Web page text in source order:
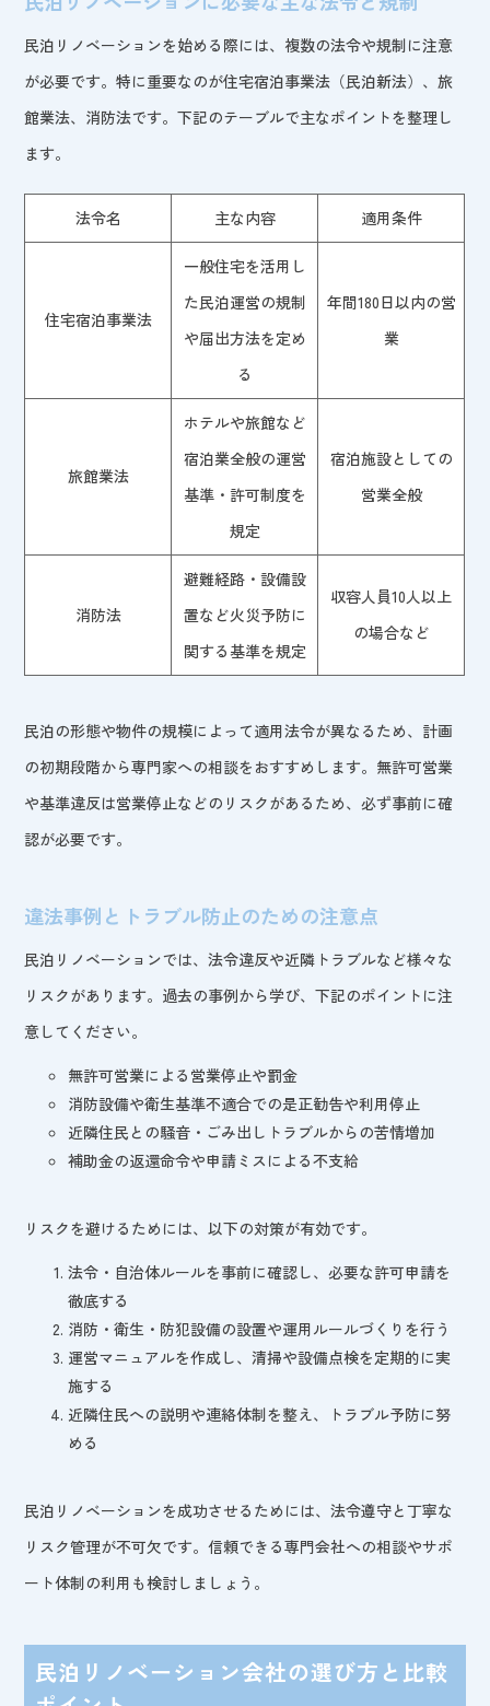
民泊リノベーションを始める際には、複数の法令や規制に注意
が必要です。特に重要なのが住宅宿泊事業法（民泊新法）、旅
館業法、消防法です。下記のテーブルで主なポイントを整理し
ます。
法令名 主な内容 適用条件
住宅宿泊事業法
一般住宅を活用し
た民泊運営の規制
や届出方法を定め
る
年間180日以内の営
業
旅館業法
ホテルや旅館など
宿泊業全般の運営
基準・許可制度を
規定
宿泊施設としての
営業全般
消防法
避難経路・設備設
置など火災予防に
関する基準を規定
収容人員10人以上
の場合など
民泊の形態や物件の規模によって適用法令が異なるため、計画
の初期段階から専門家への相談をおすすめします。無許可営業
や基準違反は営業停止などのリスクがあるため、必ず事前に確
認が必要です。
違法事例とトラブル防止のための注意点
民泊リノベーションでは、法令違反や近隣トラブルなど様々な
リスクがあります。過去の事例から学び、下記のポイントに注
意してください。
無許可営業による営業停止や罰金
消防設備や衛生基準不適合での是正勧告や利用停止
近隣住民との騒音・ごみ出しトラブルからの苦情増加
補助金の返還命令や申請ミスによる不支給
リスクを避けるためには、以下の対策が有効です。
法令・自治体ルールを事前に確認し、必要な許可申請を
徹底する
消防・衛生・防犯設備の設置や運用ルールづくりを行う
運営マニュアルを作成し、清掃や設備点検を定期的に実
施する
近隣住民への説明や連絡体制を整え、トラブル予防に努
める
民泊リノベーションを成功させるためには、法令遵守と丁寧な
リスク管理が不可欠です。信頼できる専門会社への相談やサポ
ート体制の利用も検討しましょう。
民泊リノベーション会社の選び方と比較